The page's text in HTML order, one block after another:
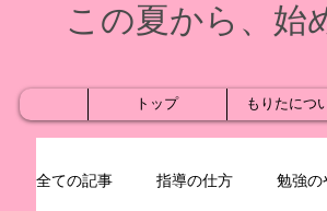
この夏から、始
トップ もりたにつ
全ての記事 指導の仕方 勉強の